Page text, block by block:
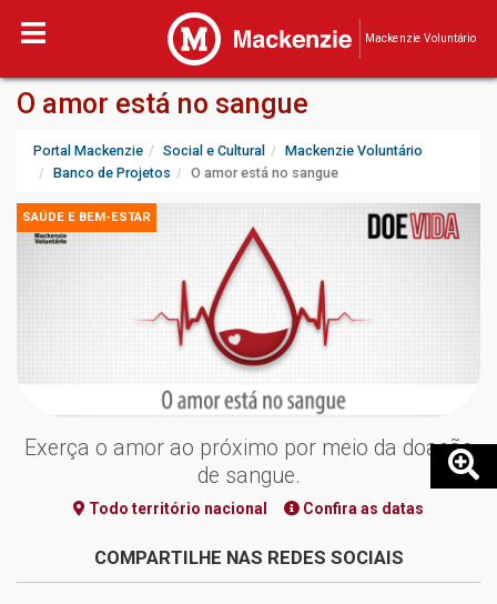
Mackenzie Voluntário
O amor está no sangue
Portal Mackenzie Social e Cultural
Mackenzie Voluntário
Banco de Projetos
O amor está no sangue
SAÚDE E BEM-ESTAR
Exerça o amor ao próximo por meio da doação
de sangue.
Todo território nacional Confira as datas
COMPARTILHE NAS REDES SOCIAIS